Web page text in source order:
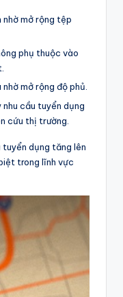
nhờ mở rộng tệp
phụ thuộc vào
nhờ mở rộng độ phủ.
nhu cầu tuyển dụng
cứu thị trường.
tuyển dụng tăng lên
trong lĩnh vực